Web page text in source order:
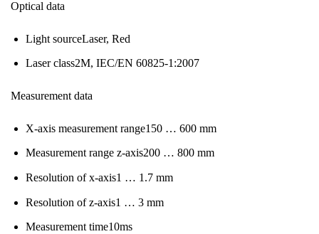
Optical data
Light sourceLaser, Red
Laser class2M, IEC/EN 60825-1:2007
Measurement data
X-axis measurement range150 … 600 mm
Measurement range z-axis200 … 800 mm
Resolution of x-axis1 … 1.7 mm
Resolution of z-axis1 … 3 mm
Measurement time10ms